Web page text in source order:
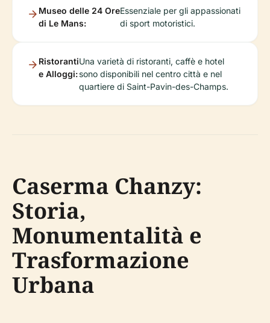
Museo delle 24 Ore
di Le Mans:
Essenziale per gli appassionati
di sport motoristici.
Ristoranti
e Alloggi:
Una varietà di ristoranti, caffè e hotel
sono disponibili nel centro città e nel
quartiere di Saint-Pavin-des-Champs.
Caserma Chanzy:
Storia,
Monumentalità e
Trasformazione
Urbana